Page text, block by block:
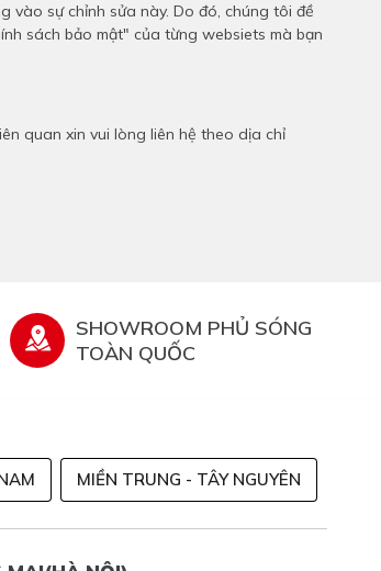
vào sự chỉnh sửa này. Do đó, chúng tôi đề
sách bảo mật" của từng websiets mà bạn
quan xin vui lòng liên hệ theo dịa chỉ
SHOWROOM PHỦ SÓNG
TOÀN QUỐC
MIỀN TRUNG - TÂY NGUYÊN